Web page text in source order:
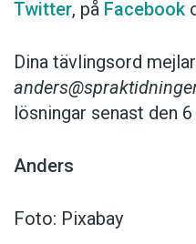
Twitter, på Facebook
Dina tävlingsord
lösningar senast den
Anders
Foto: Pixabay